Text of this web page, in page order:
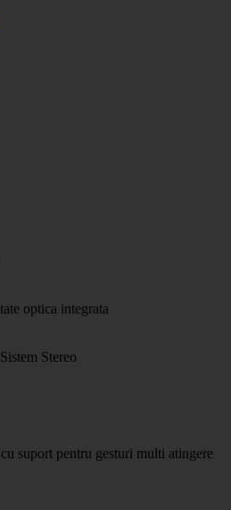
optica integrata
Stereo
suport pentru gesturi multi atingere